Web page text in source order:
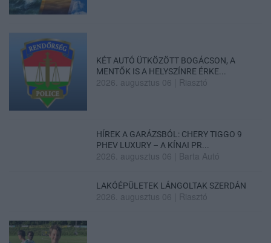
KÉT AUTÓ ÜTKÖZÖTT BOGÁCSON, A
MENTŐK IS A HELYSZÍNRE ÉRKE...
2026. augusztus 06 Riasztó
HÍREK A GARÁZSBÓL: CHERY TIGGO 9
PHEV LUXURY – A KÍNAI PR...
2026. augusztus 06 Barta Autó
LAKÓÉPÜLETEK LÁNGOLTAK SZERDÁN
2026. augusztus 06 Riasztó